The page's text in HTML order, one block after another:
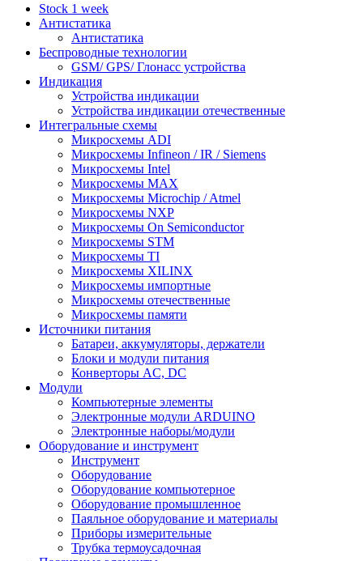
Stock 1 week
Антистатика
Антистатика
Беспроводные технологии
GSM/ GPS/ Глонасс устройства
Индикация
Устройства индикации
Устройства индикации отечественные
Интегральные схемы
Микросхемы ADI
Микросхемы Infineon / IR / Siemens
Микросхемы Intel
Микросхемы MAX
Микросхемы Microchip / Atmel
Микросхемы NXP
Микросхемы On Semiconductor
Микросхемы STM
Микросхемы TI
Микросхемы XILINX
Микросхемы импортные
Микросхемы отечественные
Микросхемы памяти
Источники питания
Батареи, аккумуляторы, держатели
Блоки и модули питания
Конверторы AC, DC
Модули
Компьютерные элементы
Электронные модули ARDUINO
Электронные наборы/модули
Оборудование и инструмент
Инструмент
Оборудование
Оборудование компьютерное
Оборудование промышленное
Паяльное оборудование и материалы
Приборы измерительные
Трубка термоусадочная